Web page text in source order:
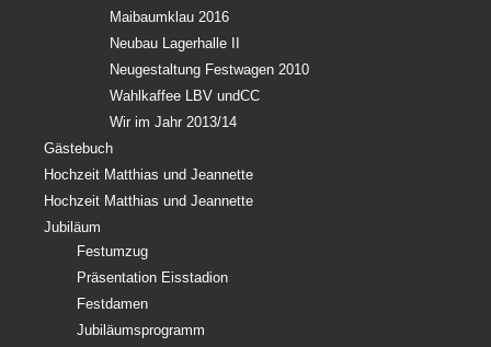
Maibaumklau 2016
Neubau Lagerhalle II
Neugestaltung Festwagen 2010
Wahlkaffee LBV undCC
Wir im Jahr 2013/14
Gästebuch
Hochzeit Matthias und Jeannette
Hochzeit Matthias und Jeannette
Jubiläum
Festumzug
Präsentation Eisstadion
Festdamen
Jubiläumsprogramm